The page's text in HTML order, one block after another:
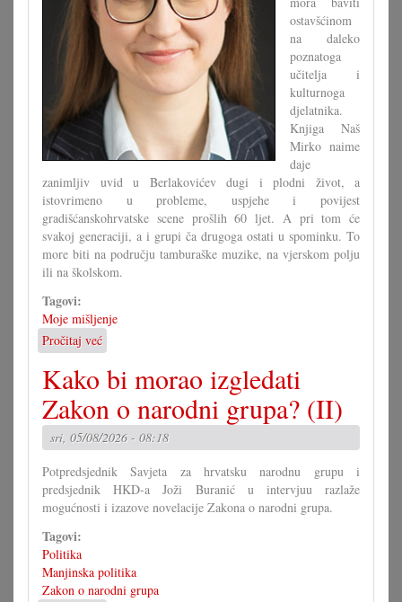
ostavšćinom
na daleko
poznatoga
učitelja i
kulturnoga
djelatnika.
Knjiga Naš
Mirko naime
daje
zanimljiv uvid u Berlakovićev dugi i plodni život, a
istovrimeno u probleme, uspjehe i povijest
gradišćanskohrvatske scene prošlih 60 ljet. A pri tom će
svakoj generaciji, a i grupi ča drugoga ostati u spominku. To
more biti na području tamburaške muzike, na vjerskom polju
ili na školskom.
Tagovi:
Moje mišljenje
Pročitaj već
Ča
se
moremo
naučiti
od
Mirka
Berlakovića?
Kako bi morao izgledati
Zakon o narodni grupa? (II)
sri, 05/08/2026 - 08:18
Potpredsjednik Savjeta za hrvatsku narodnu grupu i
predsjednik HKD-a Joži Buranić u intervjuu razlaže
mogućnosti i izazove novelacije Zakona o narodni grupa.
Tagovi:
Politika
Manjinska politika
Zakon o narodni grupa